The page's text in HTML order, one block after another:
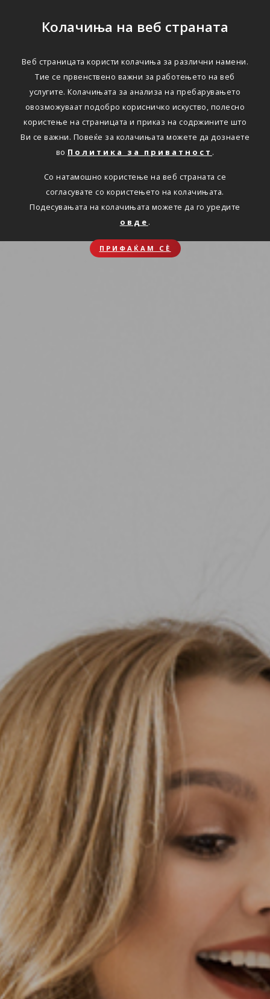
Колачиња на веб страната
Веб страницата користи колачиња за различни намени.
Тие се првенствено важни за работењето на веб
услугите. Колачињата за анализа на пребарувањето
овозможуваат подобро корисничко искуство, полесно
користење на страницата и приказ на содржините што
Ви се важни. Повеќе за колачињата можете да дознаете
во Политика за приватност .
Со натамошно користење на веб страната се
согласувате со користењето на колачињата.
Подесувањата на колачињата можете да го уредите
овде .
ПРИФАЌАМ СЀ